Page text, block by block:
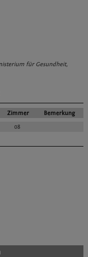
für Gesundheit,
Zimmer
Bemerkung
08